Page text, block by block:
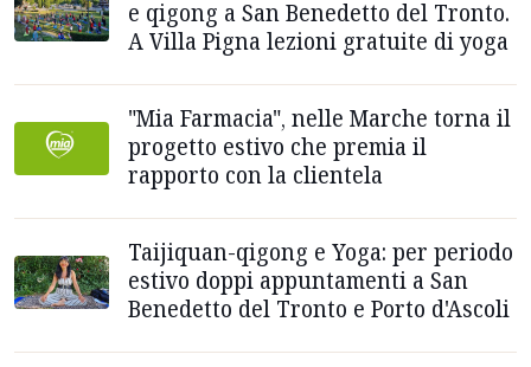
e qigong a San Benedetto del Tronto.
A Villa Pigna lezioni gratuite di yoga
"Mia Farmacia", nelle Marche torna il
progetto estivo che premia il
rapporto con la clientela
Taijiquan-qigong e Yoga: per periodo
estivo doppi appuntamenti a San
Benedetto del Tronto e Porto d'Ascoli